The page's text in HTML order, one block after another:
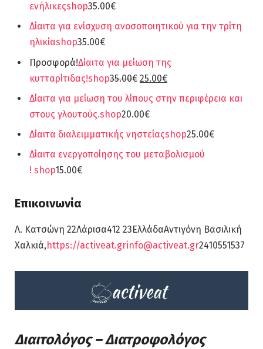
ενήλικεςshop35.00€
Δίαιτα για ενίσχυση ανοσοποιητικού για την τρίτη
ηλικίαshop35.00€
Προσφορά!Δίαιτα για μείωση της
κυτταρίτιδας!shop35.00€ 25.00€
Δίαιτα για μείωση του λίπους στην περιφέρεια και
στους γλουτούς.shop20.00€
Δίαιτα διαλειμματικής νηστείαςshop25.00€
Δίαιτα ενεργοποίησης του μεταβολισμού
! shop15.00€
Επικοινωνία
Λ. Κατσώνη 22Λάρισα412 23ΕλλάδαΑντιγόνη Βασιλική
Χαλκιά,https://activeat.grinfo@activeat.gr2410551537
Διαιτολόγος – Διατροφολόγος